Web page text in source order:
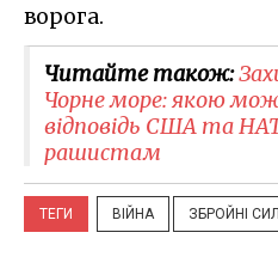
ворога.
Читайте також:
Чорне море: якою
відповідь США та
рашистам
ТЕГИ ВІЙНА ЗБРОЙНІ